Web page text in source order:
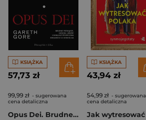
KSIĄŻKA
57,73 zł
99,99 zł - sugerowana
cena detaliczna
Opus Dei. Brudne pieniądze, handel ludźmi i skrajnie prawicowa organizacja kościelna
KSIĄŻKA
43,94 zł
54,99 zł - sugerowana
cena detaliczna